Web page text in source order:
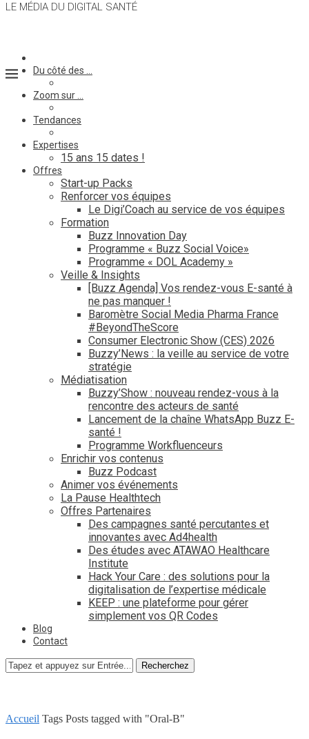
LE MÉDIA DU DIGITAL SANTÉ
Du côté des …
Zoom sur …
Tendances
Expertises
15 ans 15 dates !
Offres
Start-up Packs
Renforcer vos équipes
Le Digi’Coach au service de vos équipes
Formation
Buzz Innovation Day
Programme « Buzz Social Voice»
Programme « DOL Academy »
Veille & Insights
[Buzz Agenda] Vos rendez-vous E-santé à
ne pas manquer !
Baromètre Social Media Pharma France
#BeyondTheScore
Consumer Electronic Show (CES) 2026
Buzzy’News : la veille au service de votre
stratégie
Médiatisation
Buzzy’Show : nouveau rendez-vous à la
rencontre des acteurs de santé
Lancement de la chaîne WhatsApp Buzz E-
santé !
Programme Workfluenceurs
Enrichir vos contenus
Buzz Podcast
Animer vos événements
La Pause Healthtech
Offres Partenaires
Des campagnes santé percutantes et
innovantes avec Ad4health
Des études avec ATAWAO Healthcare
Institute
Hack Your Care : des solutions pour la
digitalisation de l’expertise médicale
KEEP : une plateforme pour gérer
simplement vos QR Codes
Blog
Contact
Recherchez
Accueil Tags Posts tagged with "Oral-B"